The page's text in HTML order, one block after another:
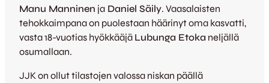
Manu Manninen ja Daniel Säily. Vaasalaisten
tehokkaimpana on puolestaan häärinyt oma kasvatti,
vasta 18-vuotias hyökkääjä Lubunga Etoka neljällä
osumallaan.
JJK on ollut tilastojen valossa niskan päällä